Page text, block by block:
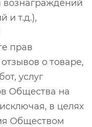
и т.д.),
прав
о товаре,
услуг
Общества на
в целях
Обществом